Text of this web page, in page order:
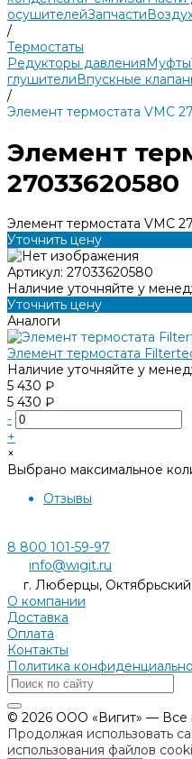
осушителейЗапчасти
/
Термостаты
Редукторы давленияМуфты
глушителиВпускные
/
Элемент термостата VMC
Элемент
27033620580
Элемент термостата VMC
Уточнить цену
Артикул: 27033620580
Наличие уточняйте у
Уточнить цену
Аналоги
Элемент термостата
Наличие уточняйте у
5 430 ₽
5 430 ₽
-
+
×
Выбрано максимальное
Отзывы
8 800 101-59-97
info@wigit.ru
г. Люберцы,
О компании
Доставка
Оплата
Контакты
Политика
© 2026 ООО «Вигит» — Все
Продолжая использовать
использования файлов